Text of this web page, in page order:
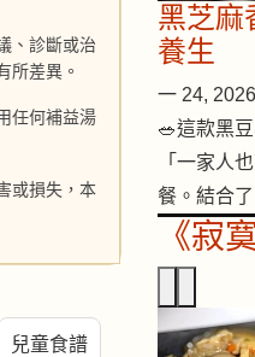
、診斷或治
所差異。
任何補益湯
或損失，本
兒童食譜
黑芝麻
養生
一 24, 2026
🥗這款黑
「一家人
餐。結合
《寂